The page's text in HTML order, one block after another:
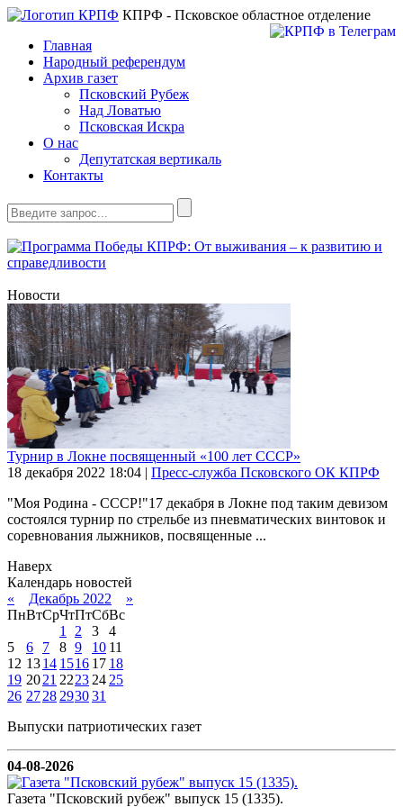
КПРФ - Псковское областное отделение
Главная
Народный референдум
Архив газет
Псковский Рубеж
Над Ловатью
Псковская Искра
О нас
Депутатская вертикаль
Контакты
Новости
Турнир в Локне посвященный «100 лет СССР»
18 декабря 2022 18:04 | Пресс-служба Псковского ОК КПРФ
"Моя Родина - СССР!"17 декабря в Локне под таким девизом
состоялся турнир по стрельбе из пневматических винтовок и
соревнования лыжников, посвященные ...
Наверх
Календарь новостей
«
Декабрь 2022
»
ПнВтСрЧтПтСбВс
1
2 3
4
5
6 7 8 9 10 11
12 1314 1516 17 18
19 2021 2223 24 25
26 2728 293031
Выпуски патриотических газет
04-08-2026
Газета "Псковский рубеж" выпуск 15 (1335).